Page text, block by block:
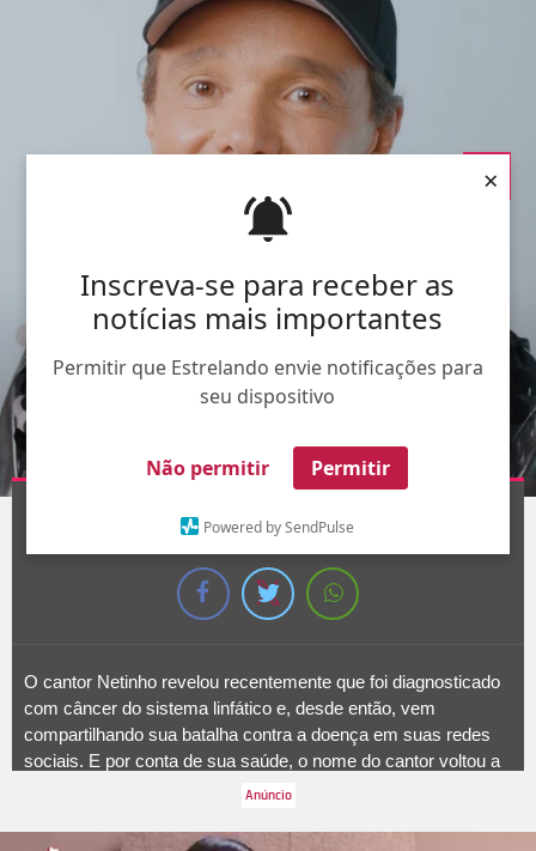
Inscreva-se para receber as
notícias mais importantes
Permitir que Estrelando envie notificações para
seu dispositivo
Não permitir Permitir
Powered by SendPulse
×
Divulgação
1/6
O cantor Netinho revelou recentemente que foi diagnosticado
com câncer do sistema linfático e, desde então, vem
compartilhando sua batalha contra a doença em suas redes
sociais. E por conta de sua saúde, o nome do cantor voltou a
ficar em alta e ele recebeu muitas mensagens de carinho de
por cantar músicas do gênero axé. Que tal, então, saber mais